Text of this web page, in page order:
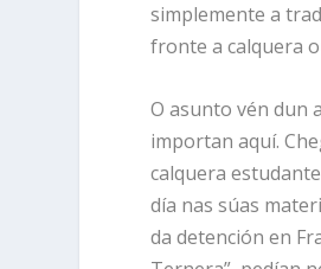
simplemente a
fronte a calquera
O asunto vén dun
importan aquí.
calquera
día nas súas
da detención en